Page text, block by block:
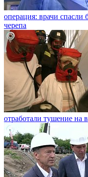
операция: врачи спасли
черепа
отработали тушение на